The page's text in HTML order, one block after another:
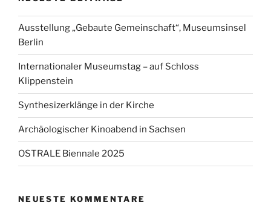
Ausstellung „Gebaute Gemeinschaft“, Museumsinsel
Berlin
Internationaler Museumstag – auf Schloss
Klippenstein
Synthesizerklänge in der Kirche
Archäologischer Kinoabend in Sachsen
OSTRALE Biennale 2025
NEUESTE KOMMENTARE